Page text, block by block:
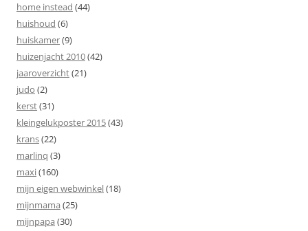
home instead (44)
huishoud (6)
huiskamer(9)
huizenjacht 2010(42)
jaaroverzicht(21)
judo (2)
kerst(31)
kleingelukposter 2015(43)
krans(22)
marlinq (3)
maxi(160)
mijn eigen webwinkel(18)
mijnmama (25)
mijnpapa (30)